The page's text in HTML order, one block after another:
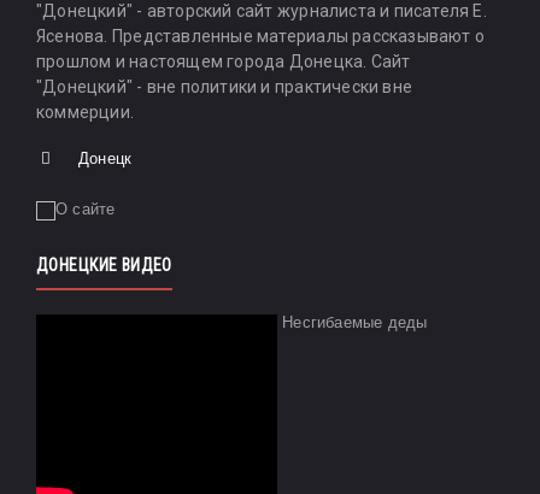
"Донецкий" - авторский сайт журналиста и писателя Е.
Ясенова. Представленные материалы рассказывают о
прошлом и настоящем города Донецка. Сайт
"Донецкий" - вне политики и практически вне
коммерции.
Донецк
ДОНЕЦКИЕ ВИДЕО
Несгибаемые деды